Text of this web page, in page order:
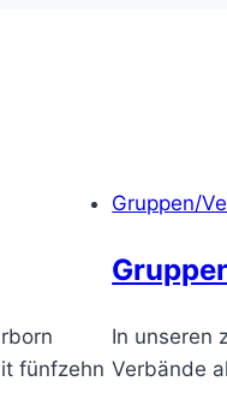
fünfzehn
Gruppen/
In unseren
Verbände